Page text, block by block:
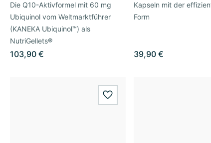
Die Q10-Aktivformel mit 60 mg
Ubiquinol vom Weltmarktführer
(KANEKA Ubiquinol™) als
NutriGellets®
103,90 €
Kapseln mit der
Form
39,90 €
wishlist.add